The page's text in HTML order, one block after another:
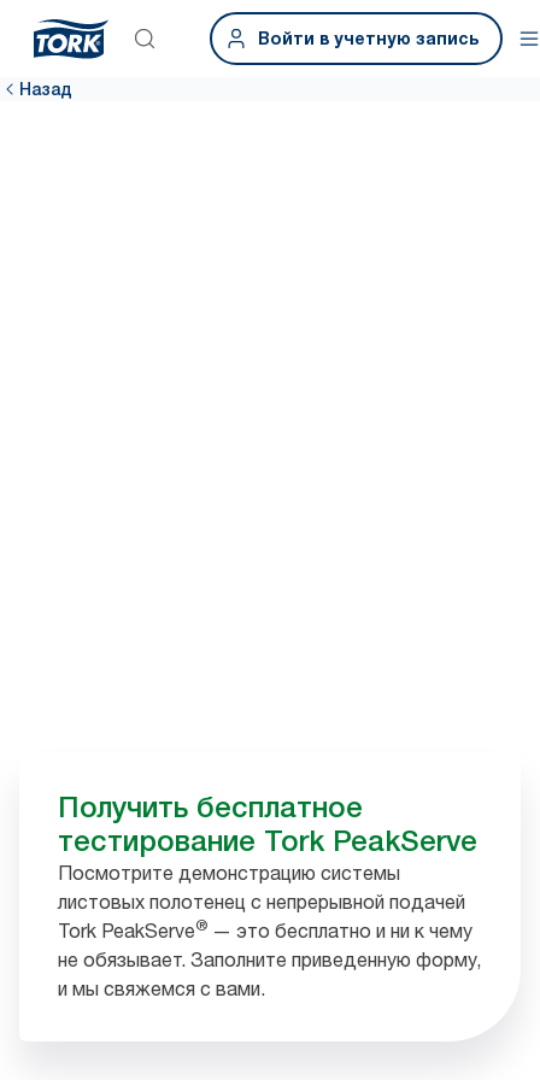
Войти в учетную запись
Назад
Получить бесплатное
тестирование Tork PeakServe
Посмотрите демонстрацию системы
листовых полотенец с непрерывной подачей
Tork PeakServe® — это бесплатно и ни к чему
не обязывает. Заполните приведенную форму,
и мы свяжемся с вами.